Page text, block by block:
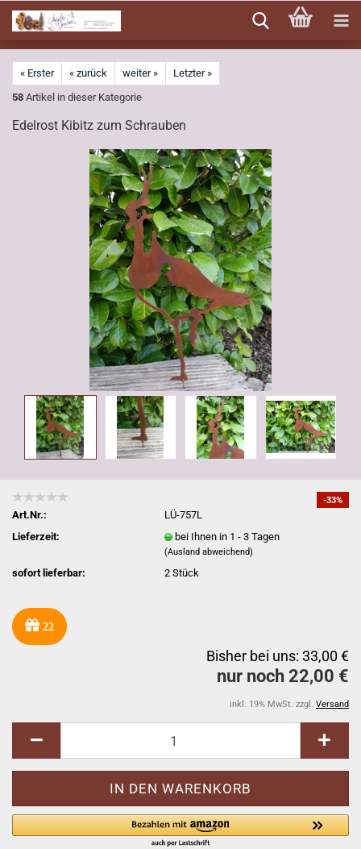
zum
Hauptinhalt
« Erster « zurück weiter »
Letzter »
58 Artikel in dieser Kategorie
Edelrost Kibitz zum Schrauben
-33%
Art.Nr.:
LÜ-757L
Lieferzeit:
bei Ihnen in 1 - 3 Tagen
(Ausland abweichend)
sofort lieferbar: 2Stück
22
Bisher bei uns: 33,00 €
nur noch 22,00 €
inkl. 19% MwSt. zzgl. Versand